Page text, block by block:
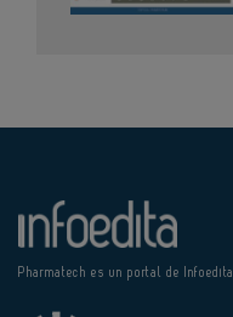
Pharmatech es un portal de Infoedita